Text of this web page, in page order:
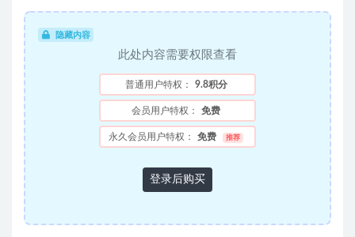
隐藏内容
此处内容需要权限查看
普通用户特权： 9.8积分
会员用户特权： 免费
永久会员用户特权： 免费 推荐
登录后购买